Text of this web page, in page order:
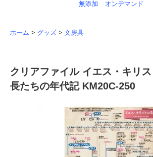
無添加
オンデマンド
ホーム > グッズ > 文房具
クリアファイル イエス・キリ
長たちの年代記 KM20C-250